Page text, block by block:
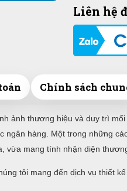
Liên hệ
Chính sách
ảnh thương hiệu và duy trì
ngân hàng. Một trong những
vừa mang tính nhận diện
tôi mang đến dịch vụ thiết